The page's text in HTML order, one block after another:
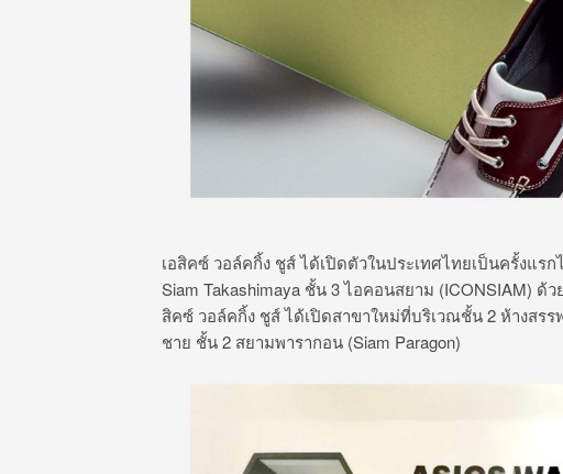
เอสิคซ์ วอล์คกิ้ง ชูส์ ได้เปิดตัวในประเทศไทยเป็นครั้งแร
Siam Takashimaya ชั้น 3 ไอคอนสยาม (ICONSIAM)
สิคซ์ วอล์คกิ้ง ชูส์ ได้เปิดสาขาใหม่ที่บริเวณชั้น 2 ห้างสรร
ชาย ชั้น 2 สยามพารากอน (Siam Paragon)